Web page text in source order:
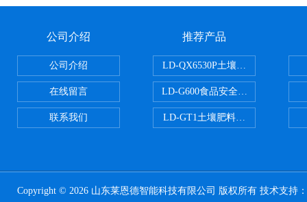
公司介绍
公司介绍
在线留言
联系我们
推荐产品
LD-QX6530P土壤氧化还原电位检
LD-G600食品安全检测仪
LD-GT1土壤肥料养分检测仪
Copyright © 2026 山东莱恩德智能科技有限公司 版权所有 技术支持：